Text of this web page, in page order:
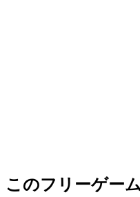
このフリーゲー